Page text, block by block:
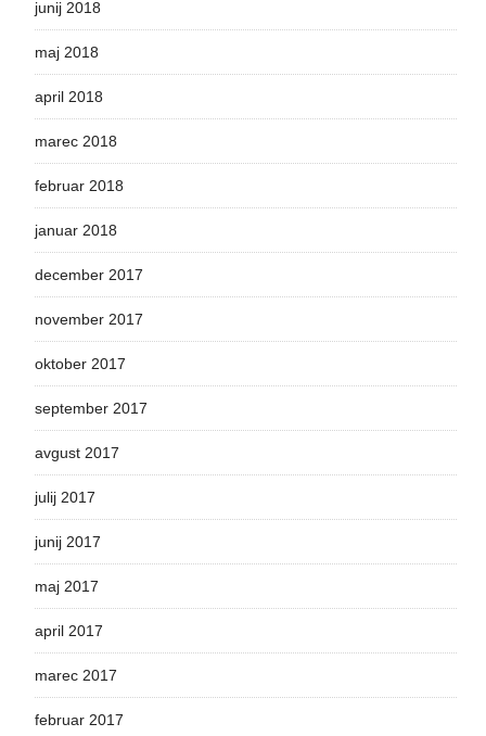
junij 2018
maj 2018
april 2018
marec 2018
februar 2018
januar 2018
december 2017
november 2017
oktober 2017
september 2017
avgust 2017
julij 2017
junij 2017
maj 2017
april 2017
marec 2017
februar 2017